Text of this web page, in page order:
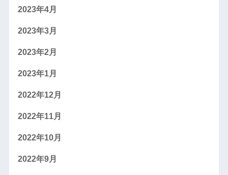
2023年4月
2023年3月
2023年2月
2023年1月
2022年12月
2022年11月
2022年10月
2022年9月